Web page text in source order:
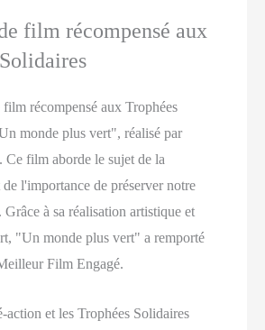
film récompensé aux
récompensé aux Trophées
monde plus vert", réalisé par
Ce film aborde le sujet de la
l'importance de préserver notre
à sa réalisation artistique et
"Un monde plus vert" a remporté
Film Engagé.
action et les Trophées Solidaires